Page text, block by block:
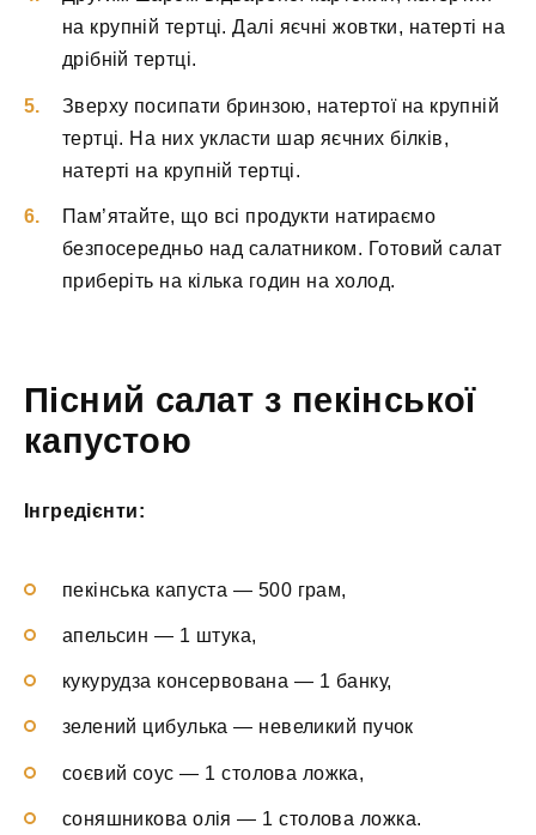
на крупній тертці. Далі яєчні жовтки, натерті на
дрібній тертці.
Зверху посипати бринзою, натертої на крупній
тертці. На них укласти шар яєчних білків,
натерті на крупній тертці.
Пам’ятайте, що всі продукти натираємо
безпосередньо над салатником. Готовий салат
приберіть на кілька годин на холод.
Пісний салат з пекінської
капустою
Інгредієнти:
пекінська капуста — 500 грам,
апельсин — 1 штука,
кукурудза консервована — 1 банку,
зелений цибулька — невеликий пучок
соєвий соус — 1 столова ложка,
соняшникова олія — 1 столова ложка.